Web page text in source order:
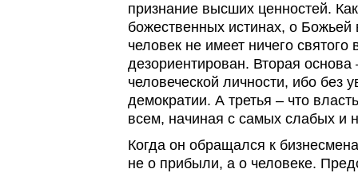
признание высших ценностей.
божественных истинах, о Божьей
человек не имеет ничего святого
дезориентирован. Вторая основа
человеческой личности, ибо без
демократии. А третья – что
всем, начиная с самых слабых и
Когда он обращался к
не о прибыли, а о человеке.